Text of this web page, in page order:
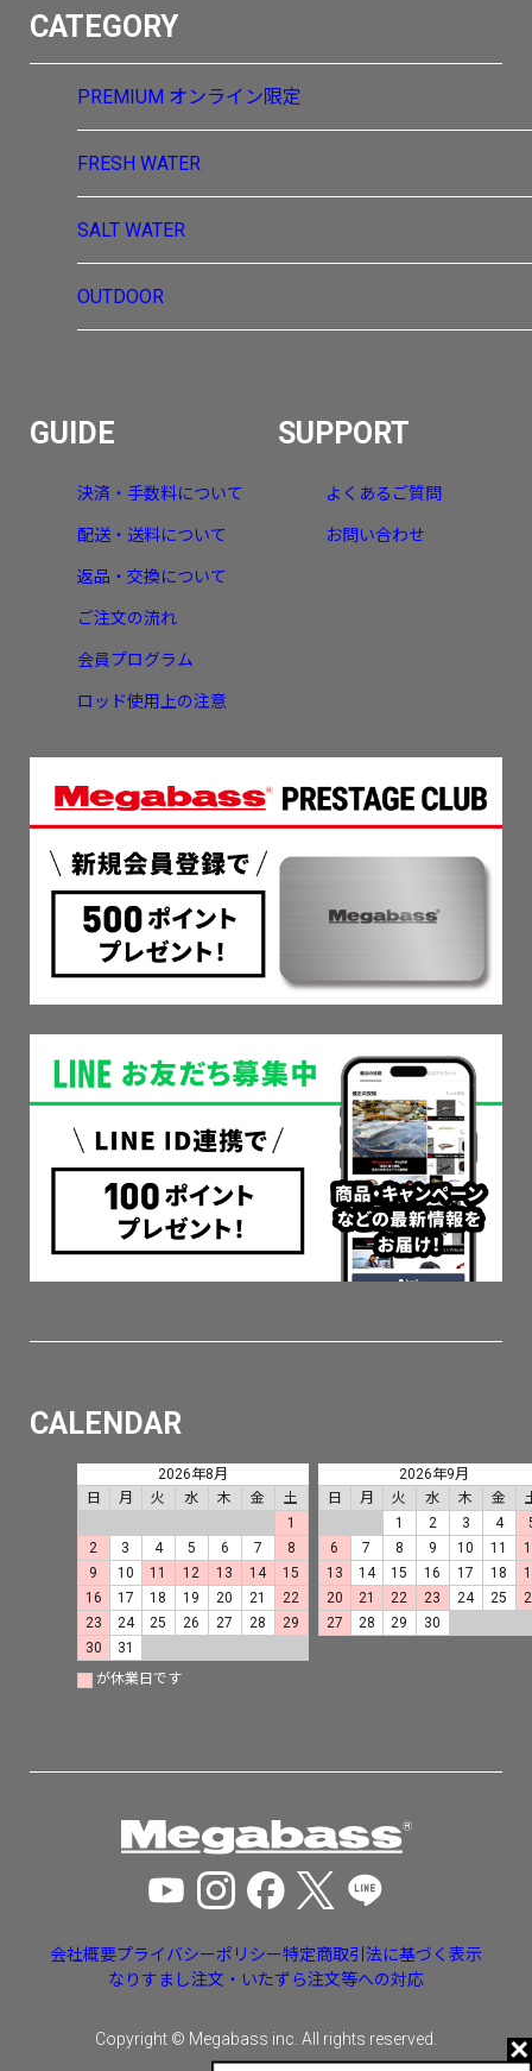
CATEGORY
PREMIUM オンライン限定
FRESH WATER
SALT WATER
OUTDOOR
GUIDE
決済・手数料について
配送・送料について
返品・交換について
ご注文の流れ
会員プログラム
ロッド使用上の注意
SUPPORT
よくあるご質問
お問い合わせ
CALENDAR
2026年8月
日
月 火 水 木 金
土
1
2
3 4 5 6 7
8
9
10 11 12 13 14
15
16
17 18 19 20 21
22
23
24 25 26 27 28
29
30
31
2026年9月
日
月 火 水 木 金
1
2 3 4
6
7 8 9 10 11
13
14 15 16 17 18
20
21 22 23 24 25
27
28 29 30
が休業日です
会社概要プライバシーポリシー特定商取引法に基づく表示
なりすまし注文・いたずら注文等への対応
Copyright © Megabass inc. All rights reserved.